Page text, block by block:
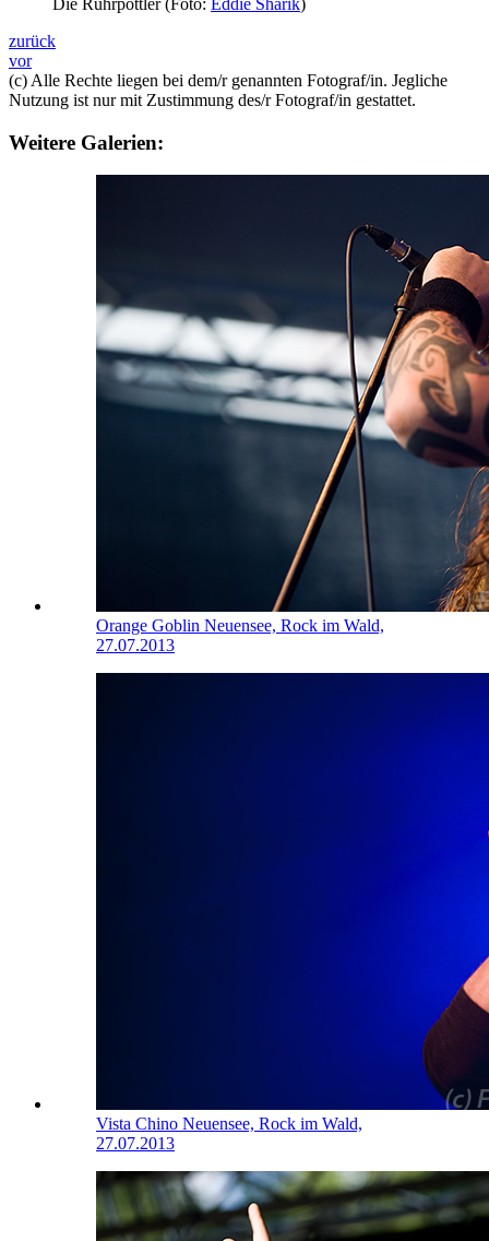
zurück
vor
(c) Alle Rechte liegen bei dem/r genannten Fotograf/in. Jegliche
Nutzung ist nur mit Zustimmung des/r Fotograf/in gestattet.
Weitere Galerien:
Orange Goblin Neuensee, Rock im Wald,
27.07.2013
Vista Chino Neuensee, Rock im Wald,
27.07.2013